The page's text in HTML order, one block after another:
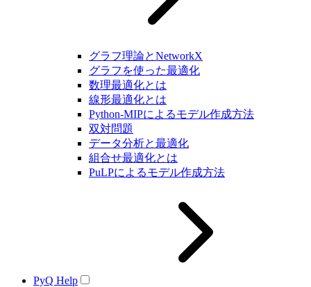
グラフ理論とNetworkX
グラフを使った最適化
数理最適化とは
線形最適化とは
Python-MIPによるモデル作成方法
双対問題
データ分析と最適化
組合せ最適化とは
PuLPによるモデル作成方法
PyQ Help